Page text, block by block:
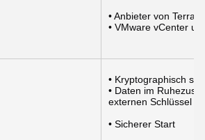
• Anbieter von
• VMware vCenter
• Kryptographisch
• Daten im
externen Schlüssel
• Sicherer Start